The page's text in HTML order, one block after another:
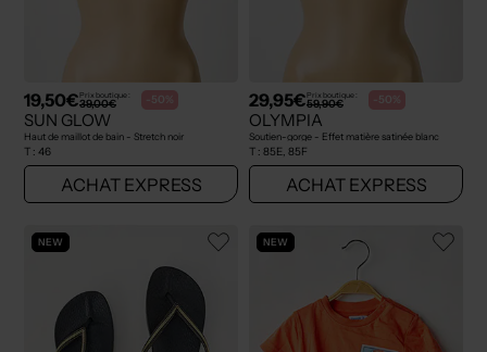
19,50€Prix boutique :
39,00€ -50%
SUN GLOW
Haut de maillot de bain - Stretch noir
T : 46
ACHAT EXPRESS
29,95€Prix boutique :
59,90€ -50%
OLYMPIA
Soutien-gorge - Effet matière satinée blanc
T : 85E, 85F
ACHAT EXPRESS
NEW NEW